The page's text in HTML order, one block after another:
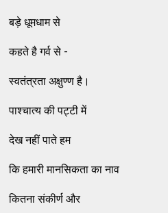
बड़े धूमधाम से
कहते है गर्व से -
स्वतंत्रता अक्षुण्ण है।
पाश्चात्य की पट्टी में
देख नहीं पाते हम
कि हमारी मानसिकता का नाव
कितना संकीर्ण और